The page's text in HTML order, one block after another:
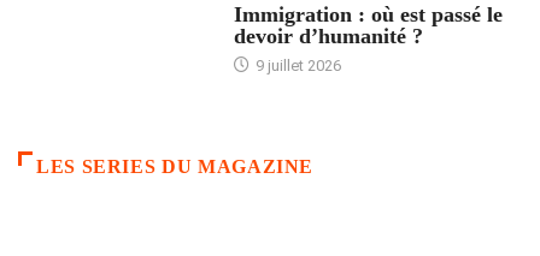
Immigration : où est passé le
devoir d’humanité ?
9 juillet 2026
LES SERIES DU MAGAZINE